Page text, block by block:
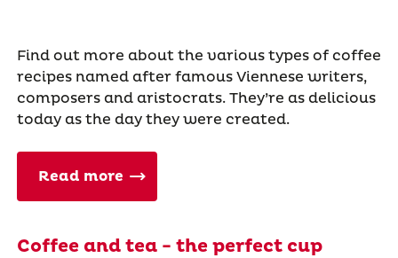
Find out more about the various types of coffee
recipes named after famous Viennese writers,
composers and aristocrats. They’re as delicious
today as the day they were created.
Read more
Coffee and tea - the perfect cup